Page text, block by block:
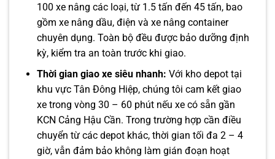
100 xe nâng các loại, từ 1.5 tấn đến 45 tấn, bao
gồm xe nâng dầu, điện và xe nâng container
chuyên dụng. Toàn bộ đều được bảo dưỡng định
kỳ, kiểm tra an toàn trước khi giao.
Thời gian giao xe siêu nhanh: Với kho depot tại
khu vực Tân Đông Hiệp, chúng tôi cam kết giao
xe trong vòng 30 – 60 phút nếu xe có sẵn gần
KCN Cảng Hậu Cần. Trong trường hợp cần điều
chuyển từ các depot khác, thời gian tối đa 2 – 4
giờ, vẫn đảm bảo không làm gián đoạn hoạt